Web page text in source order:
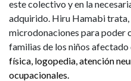
este colectivo y en la
adquirido. Hiru Hamabi trata,
microdonaciones para poder
familias de los niños
física, logopedia, atención
ocupacionales.